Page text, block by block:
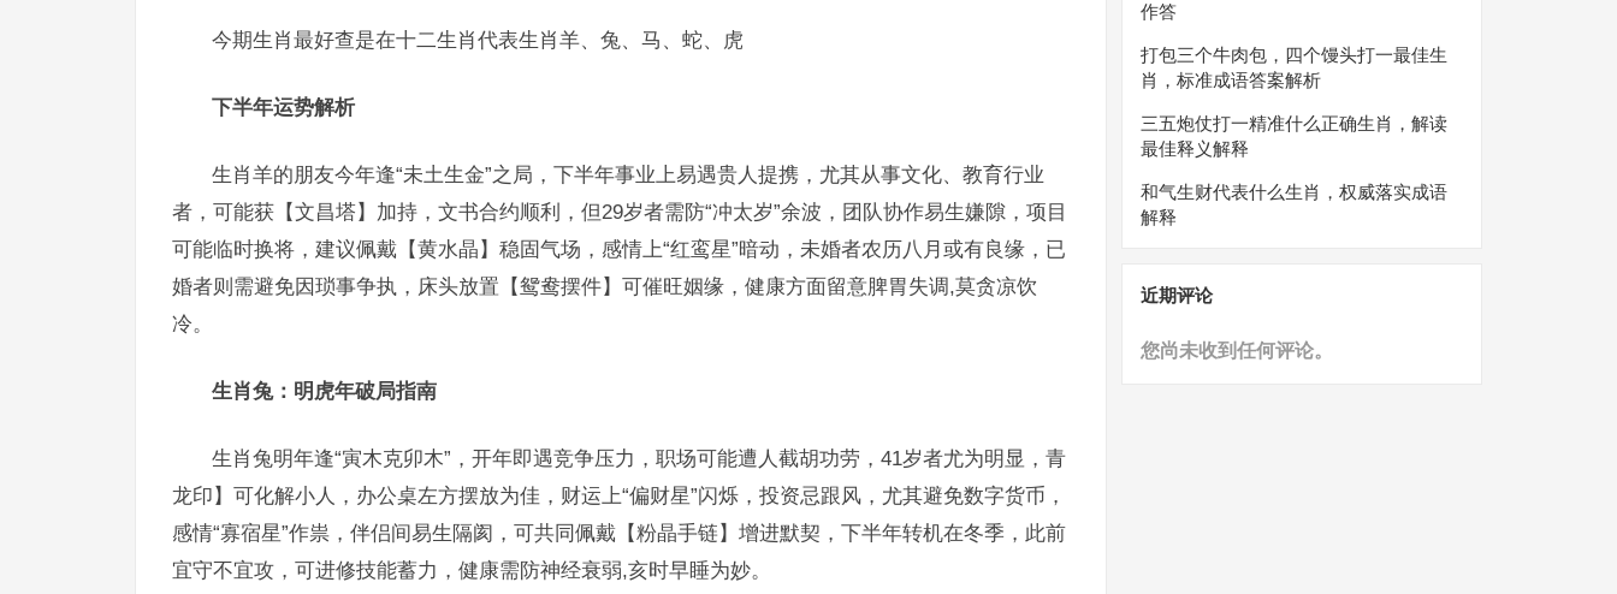
今期生肖最好查是在十二生肖代表生肖羊、兔、马、蛇、虎
下半年运势解析
生肖羊的朋友今年逢“未土生金”之局，下半年事业上易遇贵人提携，尤其从事文化、教育行业
者，可能获【文昌塔】加持，文书合约顺利，但29岁者需防“冲太岁”余波，团队协作易生嫌隙，项目
可能临时换将，建议佩戴【黄水晶】稳固气场，感情上“红鸾星”暗动，未婚者农历八月或有良缘，已
婚者则需避免因琐事争执，床头放置【鸳鸯摆件】可催旺姻缘，健康方面留意脾胃失调,莫贪凉饮
冷。
生肖兔：明虎年破局指南
生肖兔明年逢“寅木克卯木”，开年即遇竞争压力，职场可能遭人截胡功劳，41岁者尤为明显，青
龙印】可化解小人，办公桌左方摆放为佳，财运上“偏财星”闪烁，投资忌跟风，尤其避免数字货币，
感情“寡宿星”作祟，伴侣间易生隔阂，可共同佩戴【粉晶手链】增进默契，下半年转机在冬季，此前
宜守不宜攻，可进修技能蓄力，健康需防神经衰弱,亥时早睡为妙。
作答
打包三个牛肉包，四个馒头打一最佳生
肖，标准成语答案解析
三五炮仗打一精准什么正确生肖，解读
最佳释义解释
和气生财代表什么生肖，权威落实成语
解释
近期评论
您尚未收到任何评论。